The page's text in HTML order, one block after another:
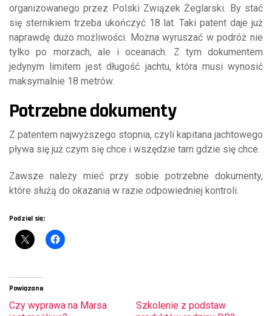
organizowanego przez Polski Związek Żeglarski. By stać
się sternikiem trzeba ukończyć 18 lat. Taki patent daje już
naprawdę dużo możliwości. Można wyruszać w podróż nie
tylko po morzach, ale i oceanach. Z tym dokumentem
jedynym limitem jest długość jachtu, która musi wynosić
maksymalnie 18 metrów.
Potrzebne dokumenty
Z patentem najwyższego stopnia, czyli kapitana jachtowego
pływa się już czym się chce i wszędzie tam gdzie się chce.
Zawsze należy mieć przy sobie potrzebne dokumenty,
które służą do okazania w razie odpowiedniej kontroli.
Podziel się:
Powiązane
Czy wyprawa na Marsa
Szkolenie z podstaw